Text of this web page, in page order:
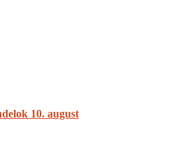
10. august